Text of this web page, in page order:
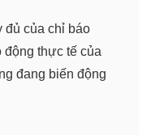
đủ của chỉ báo
động thực tế của
đang biến động